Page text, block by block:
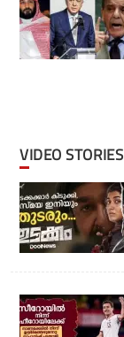
VIDEO STORIES